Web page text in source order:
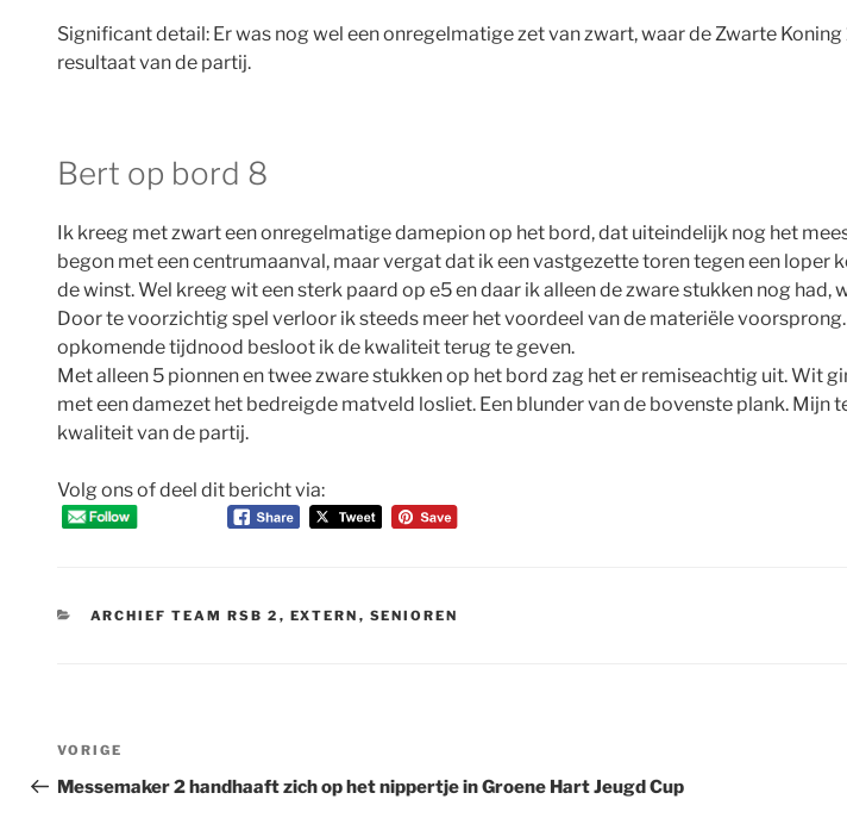
Significant detail: Er was nog wel een onregelmatige zet van zwart, waar de Zwarte
resultaat van de partij.
Bert op bord 8
Ik kreeg met zwart een onregelmatige damepion op het bord, dat uiteindelijk nog het
begon met een centrumaanval, maar vergat dat ik een vastgezette toren tegen een
de winst. Wel kreeg wit een sterk paard op e5 en daar ik alleen de zware stukken nog
Door te voorzichtig spel verloor ik steeds meer het voordeel van de materiële
opkomende tijdnood besloot ik de kwaliteit terug te geven.
Met alleen 5 pionnen en twee zware stukken op het bord zag het er remiseachtig uit. Wit
met een damezet het bedreigde matveld losliet. Een blunder van de bovenste plank.
kwaliteit van de partij.
Volg ons of deel dit bericht via:
CATEGORIEËN
ARCHIEF TEAM RSB 2 , EXTERN , SENIOREN
Bericht
navigatie
Vorig
bericht
VORIGE
Messemaker 2 handhaaft zich op het nippertje in Groene Hart Jeugd Cup